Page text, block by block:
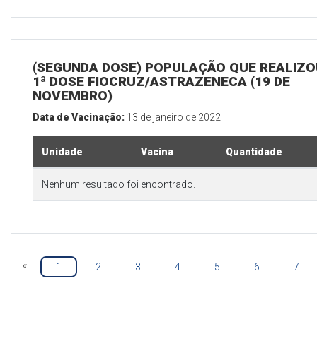
(SEGUNDA DOSE) POPULAÇÃO QUE
1ª DOSE FIOCRUZ/ASTRAZENECA (19 DE
NOVEMBRO)
Data de Vacinação: 13 de janeiro de 2022
Unidade Vacina Quantidade
Nenhum resultado foi encontrado.
« 1 2 3 4 5 6 7